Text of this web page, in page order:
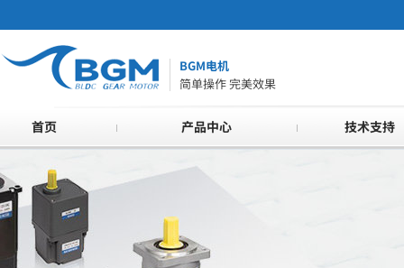
BGM电机
简单操作 完美效果
首页 产品中心 技术支持